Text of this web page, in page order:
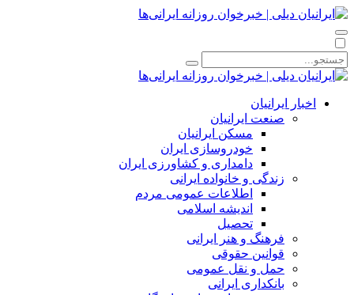
اخبار ایرانیان
صنعت ایرانیان
مسکن ایرانیان
خودروسازی ایران
دامداری و کشاورزی ایران
زندگی و خانواده ایرانی
اطلاعات عمومی مردم
اندیشه اسلامی
تحصیل
فرهنگ و هنر ایرانی
قوانین حقوقی
حمل و نقل عمومی
بانکداری ایرانی